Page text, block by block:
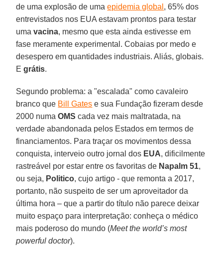
de uma explosão de umaepidemia global , 65% dos
entrevistados nos EUA estavam prontos para testar
umavacina, mesmo que esta ainda estivesse em
fase meramente experimental. Cobaias por medo e
desespero em quantidades industriais. Aliás, globais.
Egrátis.
Segundo problema: a "escalada" como cavaleiro
branco que Bill Gates e sua Fundação fizeram desde
2000 numaOMS cada vez mais maltratada, na
verdade abandonada pelos Estados em termos de
financiamentos. Para traçar os movimentos dessa
conquista, interveio outro jornal dos EUA, dificilmente
rastreável por estar entre os favoritas de Napalm 51,
ou seja, Politico, cujo artigo - que remonta a 2017,
portanto, não suspeito de ser um aproveitador da
última hora – que a partir do título não parece deixar
muito espaço para interpretação: conheça o médico
mais poderoso do mundo (Meet the world’s most
powerful doctor).